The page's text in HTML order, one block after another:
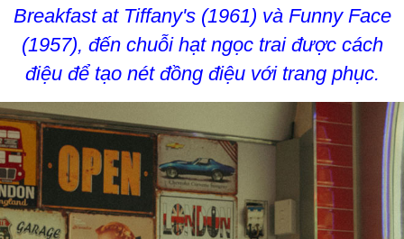
Breakfast at Tiffany's (1961) và Funny Face
(1957), đến chuỗi hạt ngọc trai được cách
điệu để tạo nét đồng điệu với trang phục.